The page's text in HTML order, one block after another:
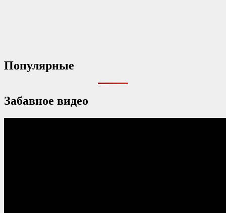
Популярные
Забавное видео